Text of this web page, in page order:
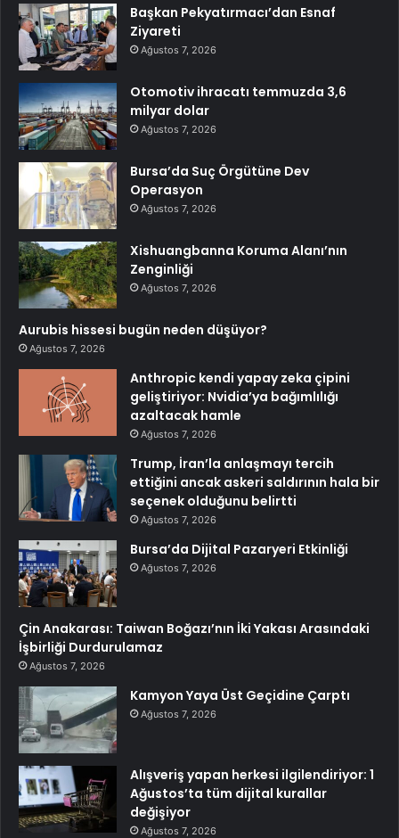
Başkan Pekyatırmacı’dan Esnaf
Ziyareti
Ağustos 7, 2026
Otomotiv ihracatı temmuzda 3,6
milyar dolar
Ağustos 7, 2026
Bursa’da Suç Örgütüne Dev
Operasyon
Ağustos 7, 2026
Xishuangbanna Koruma Alanı’nın
Zenginliği
Ağustos 7, 2026
Aurubis hissesi bugün neden düşüyor?
Ağustos 7, 2026
Anthropic kendi yapay zeka çipini
geliştiriyor: Nvidia’ya bağımlılığı
azaltacak hamle
Ağustos 7, 2026
Trump, İran’la anlaşmayı tercih
ettiğini ancak askeri saldırının hala bir
seçenek olduğunu belirtti
Ağustos 7, 2026
Bursa’da Dijital Pazaryeri Etkinliği
Ağustos 7, 2026
Çin Anakarası: Taiwan Boğazı’nın İki Yakası Arasındaki
İşbirliği Durdurulamaz
Ağustos 7, 2026
Kamyon Yaya Üst Geçidine Çarptı
Ağustos 7, 2026
Alışveriş yapan herkesi ilgilendiriyor: 1
Ağustos’ta tüm dijital kurallar
değişiyor
Ağustos 7, 2026